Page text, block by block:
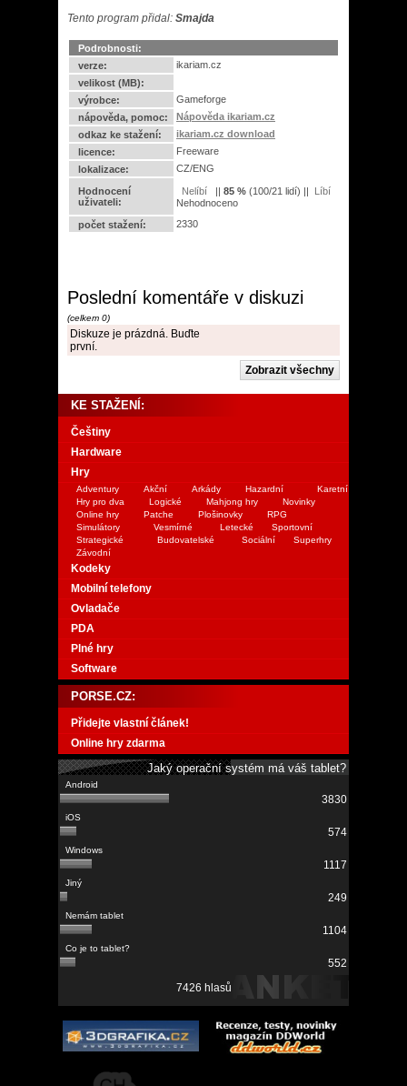
Tento program přidal: Smajda
Podrobnosti:
verze:
ikariam.cz
velikost (MB):
výrobce:
Gameforge
nápověda, pomoc:
Nápověda ikariam.cz
odkaz ke stažení:
ikariam.cz download
licence:
Freeware
lokalizace:
CZ/ENG
Hodnocení
uživateli:
|| 85 % (100/21 lidí) ||
Nehodnoceno
počet stažení:
2330
Poslední komentáře v diskuzi
(celkem 0)
Diskuze je prázdná. Buďte
první.
KE STAŽENÍ:
Češtiny
Hardware
Hry
Adventury Akční Arkády Hazardní
Karetní
Hry pro dva
Logické Mahjong hry
Novinky
Online hry
Patche Plošinovky
RPG
Simulátory
Vesmírné Letecké
Sportovní
Strategické
Budovatelské Sociální
Superhry
Závodní
Kodeky
Mobilní telefony
Ovladače
PDA
Plné hry
Software
PORSE.CZ:
Přidejte vlastní článek!
Online hry zdarma
Jaký operační systém má váš tablet?
3830
574
1117
249
1104
552
7426 hlasů